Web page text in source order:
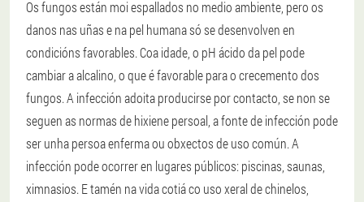
Os fungos están moi espallados no medio ambiente, pero os
danos nas uñas e na pel humana só se desenvolven en
condicións favorables. Coa idade, o pH ácido da pel pode
cambiar a alcalino, o que é favorable para o crecemento dos
fungos. A infección adoita producirse por contacto, se non se
seguen as normas de hixiene persoal, a fonte de infección pode
ser unha persoa enferma ou obxectos de uso común. A
infección pode ocorrer en lugares públicos: piscinas, saunas,
ximnasios. E tamén na vida cotiá co uso xeral de chinelos,